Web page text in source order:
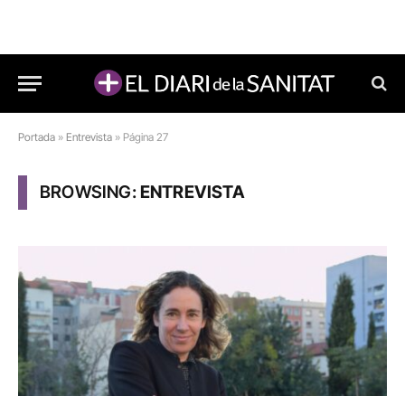
Portada » Entrevista » Página 27
BROWSING:ENTREVISTA